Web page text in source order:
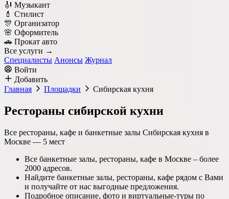
🎻 Музыкант
💄 Стилист
🎊 Организатор
🌸 Оформитель
🚗 Прокат авто
Все услуги →
Специалисты Анонсы Журнал
Войти
Добавить
Главная
Площадки Сибирская кухня
Рестораны сибирской кухни
Все рестораны, кафе и банкетные залы Сибирская кухня в
Москве — 5 мест
Все банкетные залы, рестораны, кафе в Москве – более
2000 адресов.
Найдите банкетные залы, рестораны, кафе рядом с Вами
и получайте от нас выгодные предложения.
Подробное описание, фото и виртуальные-туры по